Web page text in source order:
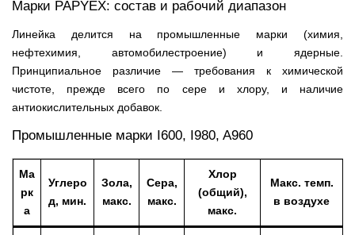
Марки PAPYEX: состав и рабочий диапазон
Линейка делится на промышленные марки (химия,
нефтехимия, автомобилестроение) и ядерные.
Принципиальное различие — требования к химической
чистоте, прежде всего по сере и хлору, и наличие
антиокислительных добавок.
Промышленные марки I600, I980, A960
Ма
рк
а
Углеро
д, мин.
Зола,
макс.
Сера,
макс.
Хлор
(общий),
макс.
Макс. темп.
в воздухе